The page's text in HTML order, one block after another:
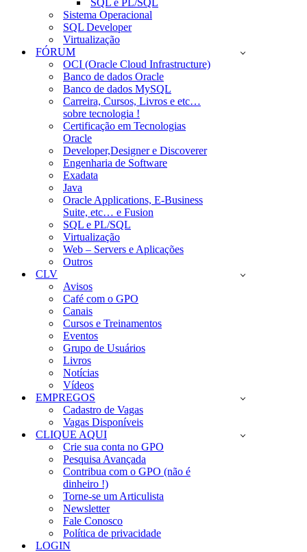
SQL e PL/SQL
Sistema Operacional
SQL Developer
Virtualização
FÓRUM
OCI (Oracle Cloud Infrastructure)
Banco de dados Oracle
Banco de dados MySQL
Carreira, Cursos, Livros e etc…
sobre tecnologia !
Certificação em Tecnologias
Oracle
Developer,Designer e Discoverer
Engenharia de Software
Exadata
Java
Oracle Applications, E-Business
Suite, etc… e Fusion
SQL e PL/SQL
Virtualização
Web – Servers e Aplicações
Outros
CLV
Avisos
Café com o GPO
Canais
Cursos e Treinamentos
Eventos
Grupo de Usuários
Livros
Notícias
Vídeos
EMPREGOS
Cadastro de Vagas
Vagas Disponíveis
CLIQUE AQUI
Crie sua conta no GPO
Pesquisa Avançada
Contribua com o GPO (não é
dinheiro !)
Torne-se um Articulista
Newsletter
Fale Conosco
Política de privacidade
LOGIN